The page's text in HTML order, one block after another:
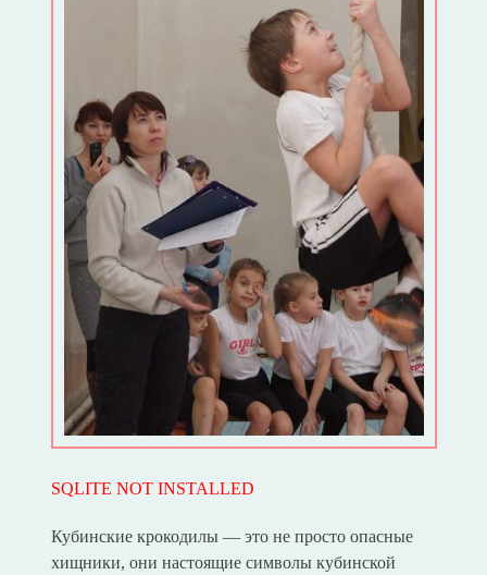
SQLITE NOT INSTALLED
Кубинские крокодилы — это не просто опасные
хищники, они настоящие символы кубинской